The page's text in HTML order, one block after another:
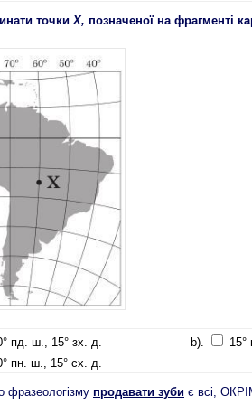
точкиX, позначеної на фрагменті
пд. ш., 15° зх. д. b).
пн. ш., 15° сх. д.
фразеологізму продавати зуби є всі,